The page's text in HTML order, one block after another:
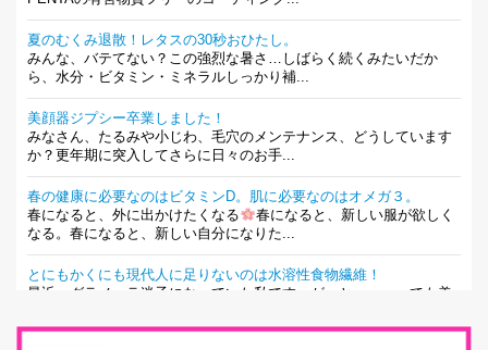
夏のむくみ退散！レタスの30秒おひたし。
みんな、バテてない？この強烈な暑さ…しばらく続くみたいだか
ら、水分・ビタミン・ミネラルしっかり補...
美顔器ジプシー卒業しました！
みなさん、たるみや小じわ、毛穴のメンテナンス、どうしています
か？更年期に突入してさらに日々のお手...
春の健康に必要なのはビタミンD。肌に必要なのはオメガ３。
春になると、外に出かけたくなる
春になると、新しい服が欲しく
なる。春になると、新しい自分になりた...
とにもかくにも現代人に足りないのは水溶性食物繊維！
最近、グラノーラ迷子になっていた私です。が、と〜〜〜っても美